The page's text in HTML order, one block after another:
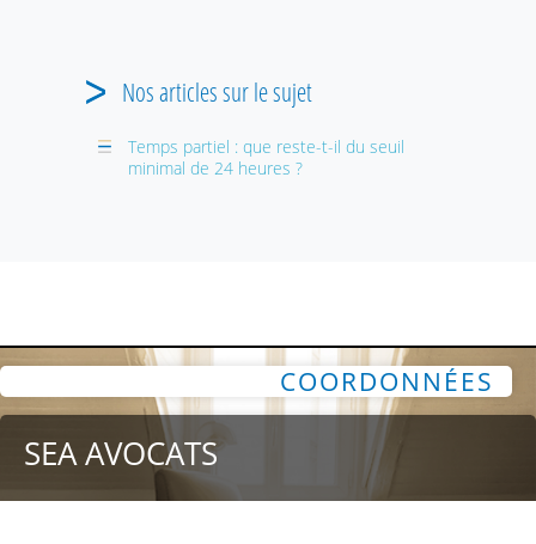
Nos articles sur le sujet
Temps partiel : que reste-t-il du seuil
minimal de 24 heures ?
COORDONNÉES
SEA AVOCATS